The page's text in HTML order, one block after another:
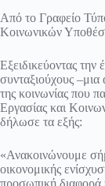
Από το Γραφείο
Κοινωνικών
Εξειδικεύοντας την
συνταξιούχους –μια
της κοινωνίας που
Εργασίας και
δήλωσε τα εξής:
«Ανακοινώνουμε
οικονομικής
προσωπική